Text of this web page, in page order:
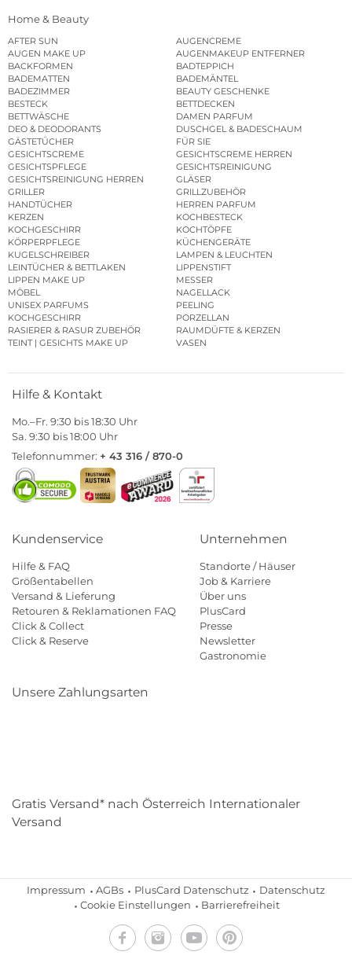
Home & Beauty
AFTER SUN
AUGENCREME
AUGEN MAKE UP
AUGENMAKEUP ENTFERNER
BACKFORMEN
BADTEPPICH
BADEMATTEN
BADEMÄNTEL
BADEZIMMER
BEAUTY GESCHENKE
BESTECK
BETTDECKEN
BETTWÄSCHE
DAMEN PARFUM
DEO & DEODORANTS
DUSCHGEL & BADESCHAUM
GÄSTETÜCHER
FÜR SIE
GESICHTSCREME
GESICHTSCREME HERREN
GESICHTSPFLEGE
GESICHTSREINIGUNG
GESICHTSREINIGUNG HERREN
GLÄSER
GRILLER
GRILLZUBEHÖR
HANDTÜCHER
HERREN PARFUM
KERZEN
KOCHBESTECK
KOCHGESCHIRR
KOCHTÖPFE
KÖRPERPFLEGE
KÜCHENGERÄTE
KUGELSCHREIBER
LAMPEN & LEUCHTEN
LEINTÜCHER & BETTLAKEN
LIPPENSTIFT
LIPPEN MAKE UP
MESSER
MÖBEL
NAGELLACK
UNISEX PARFUMS
PEELING
KOCHGESCHIRR
PORZELLAN
RASIERER & RASUR ZUBEHÖR
RAUMDÜFTE & KERZEN
TEINT | GESICHTS MAKE UP
VASEN
Hilfe & Kontakt
Mo.–Fr. 9:30 bis 18:30 Uhr
Sa. 9:30 bis 18:00 Uhr
Telefonnummer: + 43 316 / 870-0
Kundenservice
Hilfe & FAQ
Größentabellen
Versand & Lieferung
Retouren & Reklamationen FAQ
Click & Collect
Click & Reserve
Unternehmen
Standorte / Häuser
Job & Karriere
Über uns
PlusCard
Presse
Newsletter
Gastronomie
Unsere Zahlungsarten
Gratis Versand* nach Österreich Internationaler
Versand
Impressum AGBs PlusCard Datenschutz
Datenschutz
Cookie Einstellungen
Barrierefreiheit